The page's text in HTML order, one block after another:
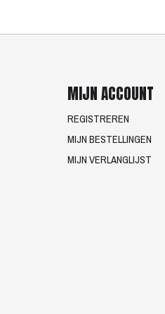
MIJN ACCOUNT
REGISTREREN
MIJN BESTELLINGEN
MIJN VERLANGLIJST